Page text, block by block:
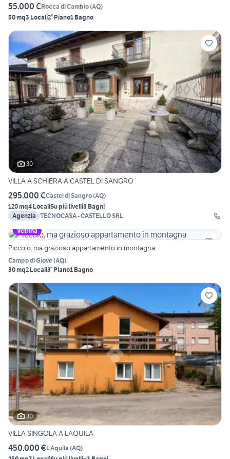
55.000 €Rocca di Cambio(AQ)
50 mq3 Locali2° Piano1 Bagno
30
VILLA A SCHIERA A CASTEL DI SANGRO
295.000 €Castel di Sangro(AQ)
120 mq4 LocaliSu più livelli3 Bagni
Agenzia TECNOCASA - CASTELLO SRL
Vetrina
Piccolo, ma grazioso appartamento in montagna
Campo di Giove(AQ)
30 mq2 Locali3° Piano1 Bagno
30
VILLA SINGOLA A L'AQUILA
450.000 €L'Aquila (AQ)